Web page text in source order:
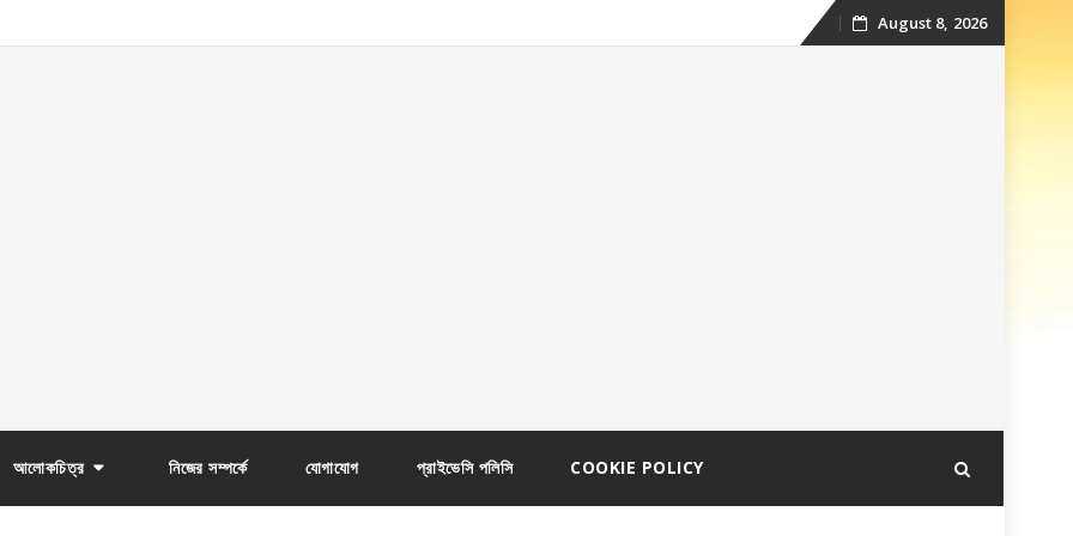
Skip
August 8, 2026
আলোকচিত্র নিজের সম্পর্কে যোগাযোগ প্রাইভেসি পলিসি COOKIE POLICY